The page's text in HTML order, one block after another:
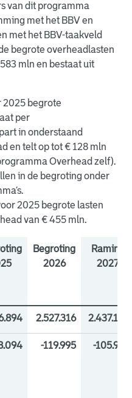
van dit programma
met het BBV en
met het BBV-taakveld
begrote overheadlasten
mln en bestaat uit
2025 begrote
per
in onderstaand
en telt op tot € 128 mln
Overhead zelf).
in de begroting onder
2025 begrote lasten
van € 455 mln.
Begroting
2026
Raming
2027
2.527.316 2.437.106
2.569.024 2.559.919
-35.158 -21.550
84.691 66.326
-161.557 -210.689
0
2.527.316 2.437.106
-119.995 -105.963